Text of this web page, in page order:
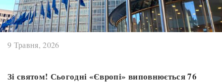
9 Травня, 2026
Зі святом! Сьогодні «Європі» виповнюється 76